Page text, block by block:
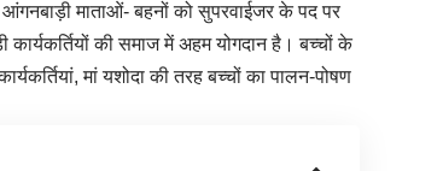
आंगनबाड़ी माताओं- बहनों को सुपरवाईजर के पद पर
की समाज में अहम योगदान है। बच्चों के
मां यशोदा की तरह बच्चों का पालन-पोषण